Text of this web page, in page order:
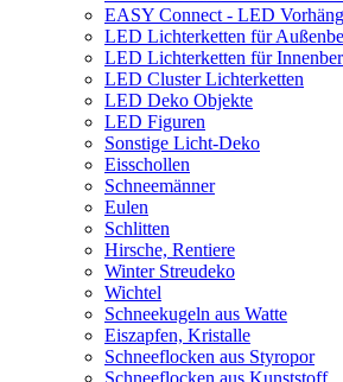
EASY Connect - LED
LED Lichterketten für
LED Lichterketten für
LED Cluster Lichterketten
LED Deko Objekte
LED Figuren
Sonstige Licht-Deko
Eisschollen
Schneemänner
Eulen
Schlitten
Hirsche, Rentiere
Winter Streudeko
Wichtel
Schneekugeln aus Watte
Eiszapfen, Kristalle
Schneeflocken aus Styropor
Schneeflocken aus Kunststoff